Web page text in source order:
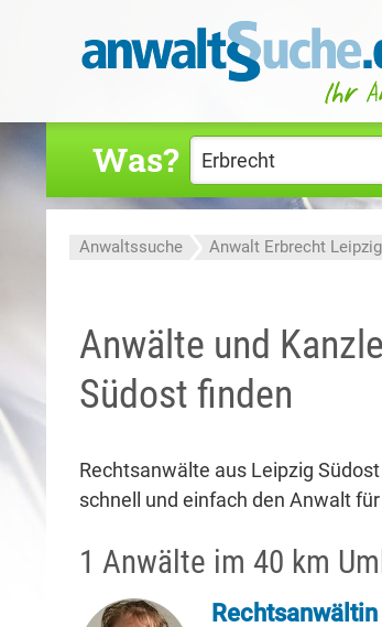
Was?
Anwaltssuche Anwalt Erbrecht Leipzig
Anwälte und
Südost finden
Rechtsanwälte aus Leipzig
schnell und einfach den Anwalt
1 Anwälte im 40 km